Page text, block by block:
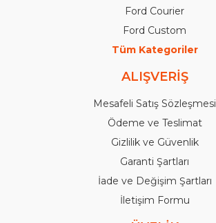
Ford Courier
Ford Custom
Tüm Kategoriler
ALIŞVERİŞ
Mesafeli Satış Sözleşmesi
Ödeme ve Teslimat
Gizlilik ve Güvenlik
Garanti Şartları
İade ve Değişim Şartları
İletişim Formu